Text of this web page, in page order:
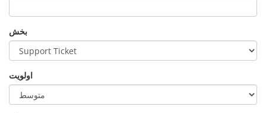
بخش
اولویت